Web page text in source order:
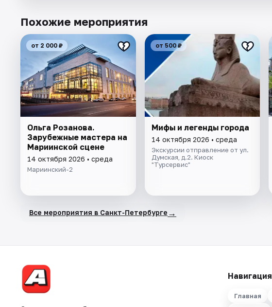
Похожие мероприятия
от 2 000 ₽
Ольга Розанова.
Зарубежные мастера на
Мариинской сцене
14 октября 2026 • среда
Мариинский-2
от 500 ₽
Мифы и легенды города
14 октября 2026 • среда
Экскурсии отправление от ул.
Думская, д.2. Киоск
"Турсервис"
Все мероприятия в Санкт-Петербурге →
Навигация
Главная